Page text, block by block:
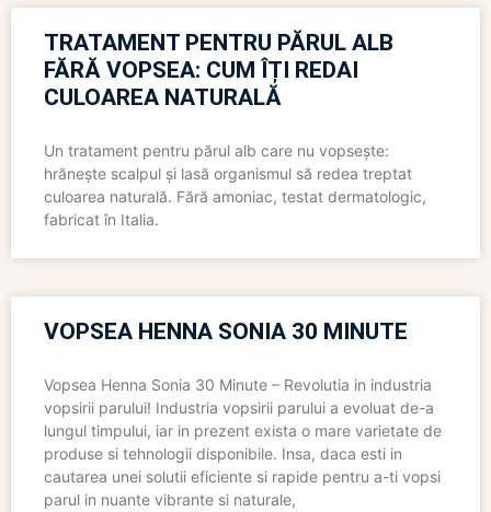
TRATAMENT PENTRU PĂRUL ALB
FĂRĂ VOPSEA: CUM ÎȚI REDAI
CULOAREA NATURALĂ
Un tratament pentru părul alb care nu vopsește:
hrănește scalpul și lasă organismul să redea treptat
culoarea naturală. Fără amoniac, testat dermatologic,
fabricat în Italia.
VOPSEA HENNA SONIA 30 MINUTE
Vopsea Henna Sonia 30 Minute – Revolutia in industria
vopsirii parului! Industria vopsirii parului a evoluat de-a
lungul timpului, iar in prezent exista o mare varietate de
produse si tehnologii disponibile. Insa, daca esti in
cautarea unei solutii eficiente si rapide pentru a-ti vopsi
parul in nuante vibrante si naturale,